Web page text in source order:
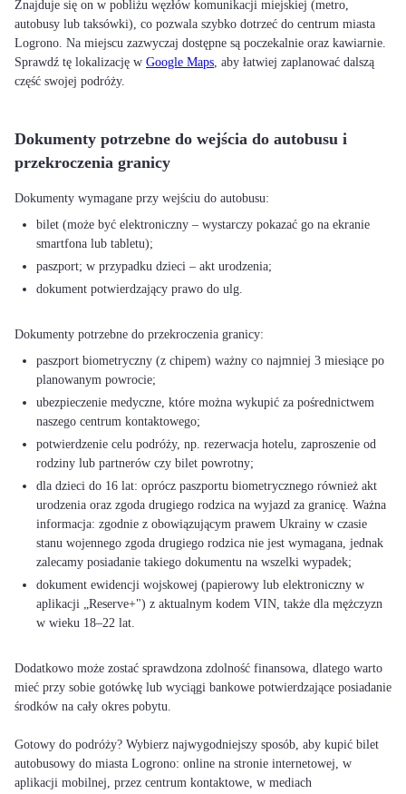
Znajduje się on w pobliżu węzłów komunikacji miejskiej (metro,
autobusy lub taksówki), co pozwala szybko dotrzeć do centrum miasta
Logrono. Na miejscu zazwyczaj dostępne są poczekalnie oraz kawiarnie.
Sprawdź tę lokalizację w Google Maps, aby łatwiej zaplanować dalszą
część swojej podróży.
Dokumenty potrzebne do wejścia do autobusu i
przekroczenia granicy
bilet (może być elektroniczny – wystarczy pokazać go na ekranie
smartfona lub tabletu);
paszport; w przypadku dzieci – akt urodzenia;
dokument potwierdzający prawo do ulg.
paszport biometryczny (z chipem) ważny co najmniej 3 miesiące po
planowanym powrocie;
ubezpieczenie medyczne, które można wykupić za pośrednictwem
naszego centrum kontaktowego;
potwierdzenie celu podróży, np. rezerwacja hotelu, zaproszenie od
rodziny lub partnerów czy bilet powrotny;
dla dzieci do 16 lat: oprócz paszportu biometrycznego również akt
urodzenia oraz zgoda drugiego rodzica na wyjazd za granicę. Ważna
informacja: zgodnie z obowiązującym prawem Ukrainy w czasie
stanu wojennego zgoda drugiego rodzica nie jest wymagana, jednak
zalecamy posiadanie takiego dokumentu na wszelki wypadek;
dokument ewidencji wojskowej (papierowy lub elektroniczny w
aplikacji „Reserve+") z aktualnym kodem VIN, także dla mężczyzn
w wieku 18–22 lat.
Dodatkowo może zostać sprawdzona zdolność finansowa, dlatego warto
mieć przy sobie gotówkę lub wyciągi bankowe potwierdzające posiadanie
środków na cały okres pobytu.
Gotowy do podróży? Wybierz najwygodniejszy sposób, aby kupić bilet
autobusowy do miasta Logrono: online na stronie internetowej, w
aplikacji mobilnej, przez centrum kontaktowe, w mediach